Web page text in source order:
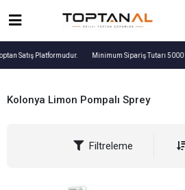
Satış Platformudur. Minimum Sipariş Tutarı 5000
Kolonya Limon Pompalı Sprey
Filtreleme